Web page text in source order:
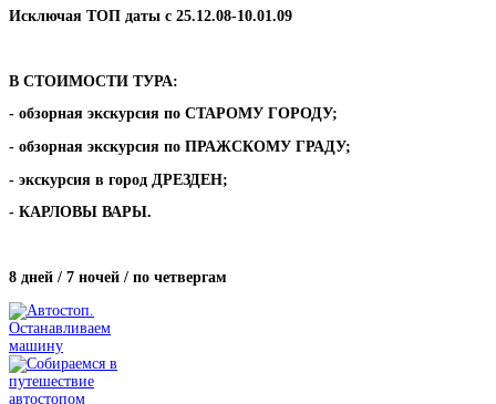
Исключая ТОП даты с 25.12.08-10.01.09
В СТОИМОСТИ ТУРА:
- обзорная экскурсия по СТАРОМУ ГОРОДУ;
- обзорная экскурсия по ПРАЖСКОМУ ГРАДУ;
- экскурсия в город ДРЕЗДЕН;
- КАРЛОВЫ ВАРЫ.
8 дней / 7 ночей / по четвергам